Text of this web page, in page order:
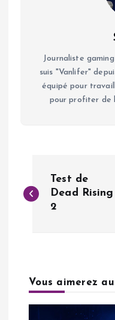
Journaliste
suis "Vanlifer"
équipé pour
pour profiter de
a
g
Test de
Dead Rising
2
Vous aimerez